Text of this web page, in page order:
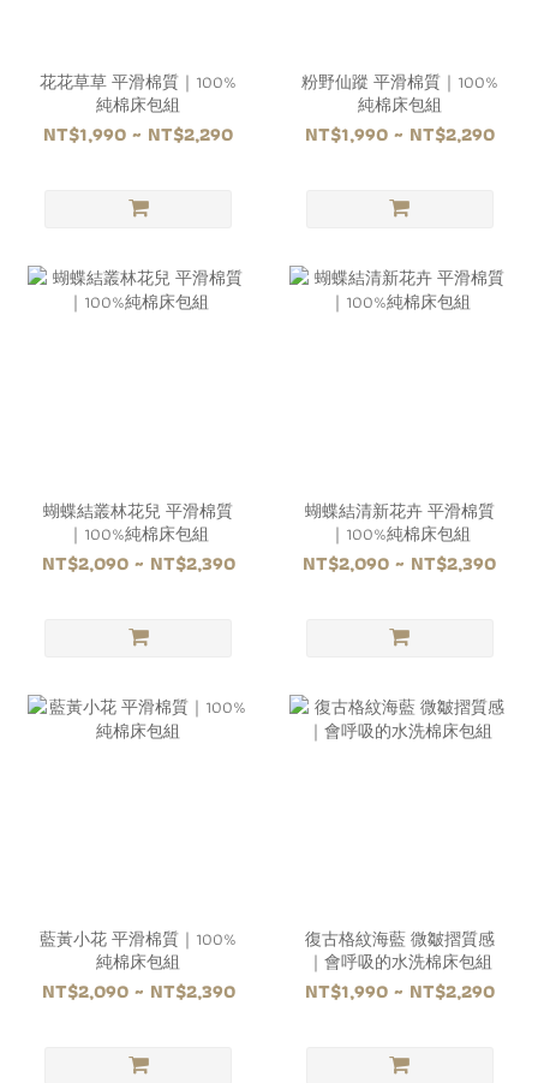
花花草草 平滑棉質｜100%
純棉床包組
NT$1,990 ~ NT$2,290
粉野仙蹤 平滑棉質｜100%
純棉床包組
NT$1,990 ~ NT$2,290
蝴蝶結叢林花兒 平滑棉質
｜100%純棉床包組
NT$2,090 ~ NT$2,390
蝴蝶結清新花卉 平滑棉質
｜100%純棉床包組
NT$2,090 ~ NT$2,390
藍黃小花 平滑棉質｜100%
純棉床包組
NT$2,090 ~ NT$2,390
復古格紋海藍 微皺摺質感
｜會呼吸的水洗棉床包組
NT$1,990 ~ NT$2,290